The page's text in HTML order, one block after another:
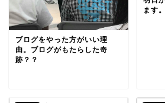
ブログをやった方がいい理
由。ブログがもたらした奇
跡？？
ます。